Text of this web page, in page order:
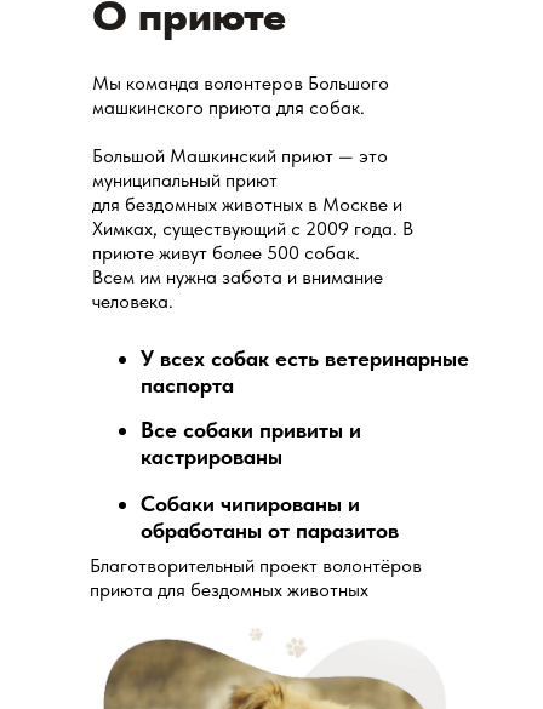
Мы команда волонтеров Большого
машкинского приюта для собак.
Большой Машкинский приют — это
муниципальный приют
для бездомных животных в Москве и
Химках, существующий с 2009 года. В
приюте живут более 500 собак.
Всем им нужна забота и внимание
человека.
О приюте
Все собаки привиты и
кастрированы
У всех собак есть ветеринарные
паспорта
Собаки чипированы и
обработаны от паразитов
Благотворительный проект волонтёров
приюта для бездомных животных